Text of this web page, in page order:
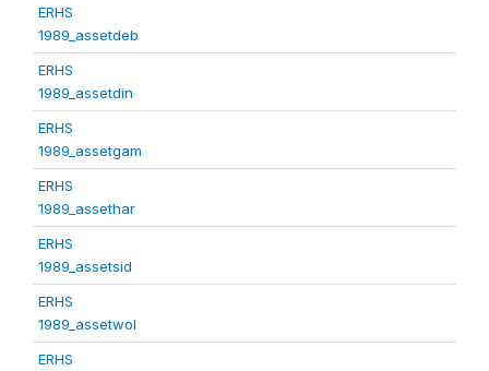
ERHS
1989_assetdeb
ERHS
1989_assetdin
ERHS
1989_assetgam
ERHS
1989_assethar
ERHS
1989_assetsid
ERHS
1989_assetwol
ERHS